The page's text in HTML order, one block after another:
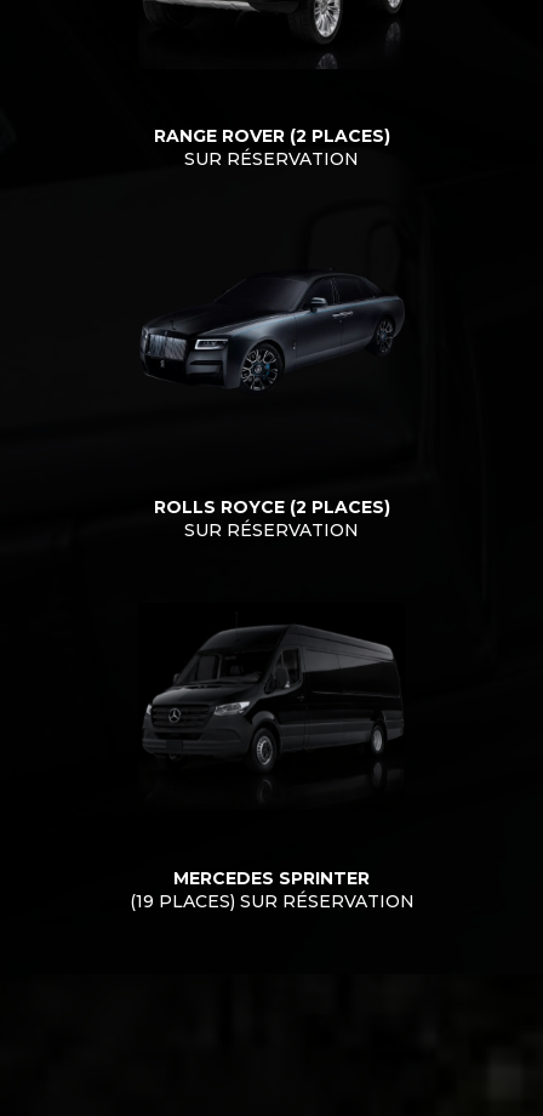
RANGE ROVER (2 PLACES)
SUR RÉSERVATION
ROLLS ROYCE (2 PLACES)
SUR RÉSERVATION
MERCEDES SPRINTER
(19 PLACES) SUR RÉSERVATION